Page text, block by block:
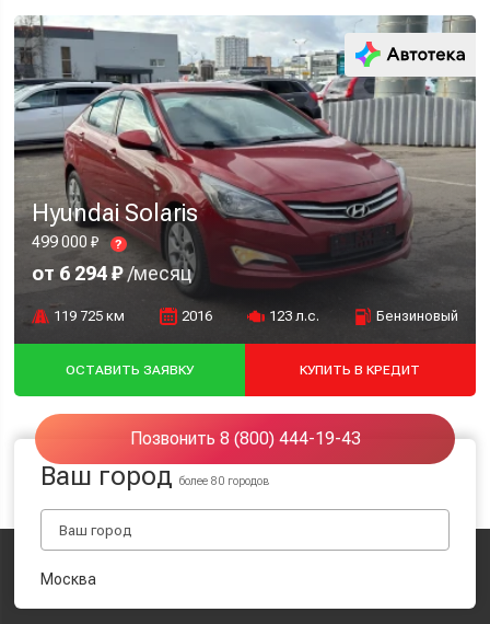
Hyundai Solaris
499 000 ₽ ?
от 6 294 ₽/месяц
119 725 км 2016 123 л.с. Бензиновый
ОСТАВИТЬ ЗАЯВКУ КУПИТЬ В КРЕДИТ
Позвонить 8 (800) 444-19-43
Ваш городболее 80 городов
Москва